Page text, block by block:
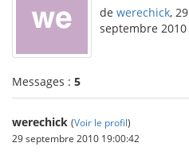
de werechick, 29
septembre 2010
Messages : 5
werechick (Voir le profil)
29 septembre 2010 19:00:42